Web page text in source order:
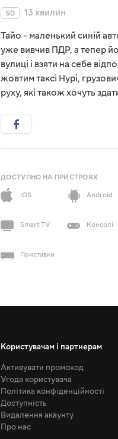
SD
13 хвилин
Тайо - маленький синій
уже вивчив ПДР, а тепер
вулиці і взяти на себе
жовтим таксі Нурі,
руху, які також хочуть
ДОСТУПНО НА ПРИСТРОЯХ
iOS
Android
Smart TV Консолі
Приставки
Користувачам і партнерам
Активувати промокод
Угода користувача
Політика конфіденційності
Доступність
Видалення акаунту
Про нас